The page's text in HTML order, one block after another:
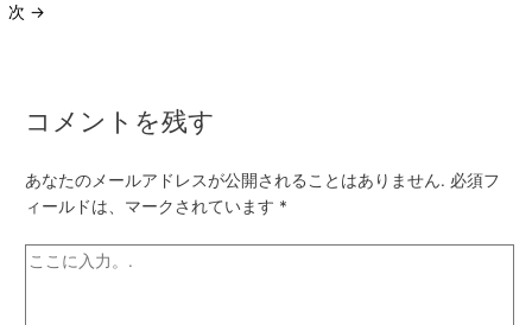
次 →
コメントを残す
あなたのメールアドレスが公開されることはありません. 必須フ
ィールドは、マークされています *